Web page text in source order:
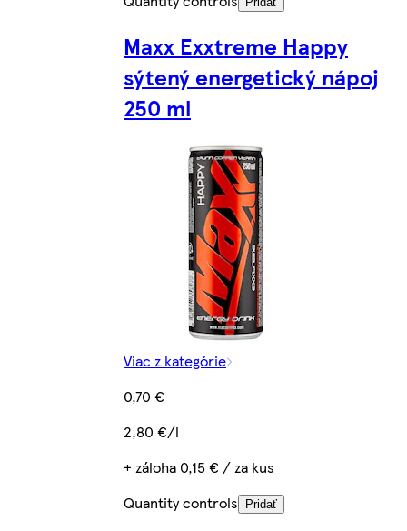
Maxx Exxtreme Happy
sýtený energetický nápoj
250 ml
Viac z kategórie
0,70 €
2,80 €/l
+ záloha 0,15 € / za kus
Quantity controls
Pridať